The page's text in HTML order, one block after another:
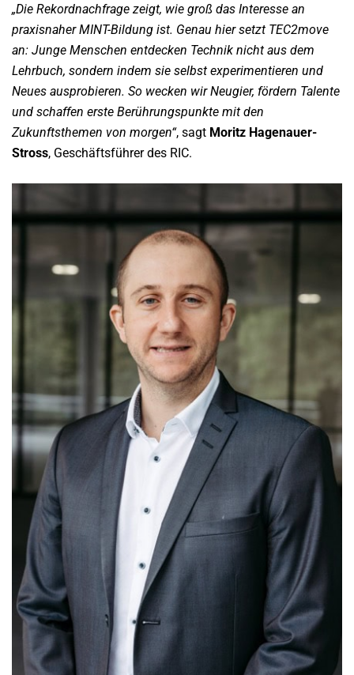
„Die Rekordnachfrage zeigt, wie groß das Interesse an
praxisnaher MINT-Bildung ist. Genau hier setzt TEC2move
an: Junge Menschen entdecken Technik nicht aus dem
Lehrbuch, sondern indem sie selbst experimentieren und
Neues ausprobieren. So wecken wir Neugier, fördern Talente
und schaffen erste Berührungspunkte mit den
Zukunftsthemen von morgen“, sagt Moritz Hagenauer-
Stross, Geschäftsführer des RIC.